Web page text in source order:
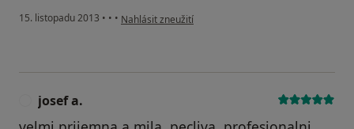
15. listopadu 2013 • • • podle názoru uživatele Váš účet byl odstraněn
Nahlásit zneužití
josef a.